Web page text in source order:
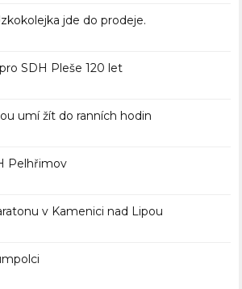
jde do prodeje.
SDH Pleše 120 let
umí žít do ranních hodin
Pelhřimov
v Kamenici nad Lipou